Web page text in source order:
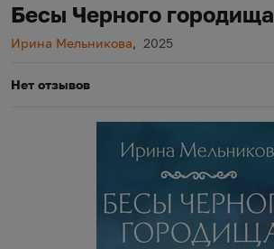
Бесы Черного городища
Автор
Ирина Мельникова, Год издания
2025
Нет отзывов